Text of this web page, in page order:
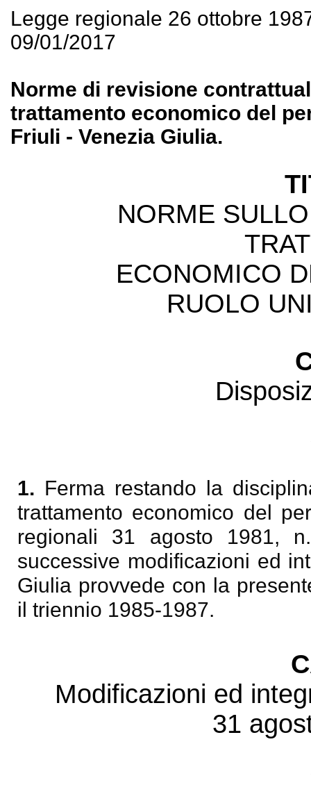
Legge regionale 26 ottobre
09/01/2017
Norme di revisione
trattamento economico del
Friuli - Venezia Giulia.
NORME
ECONOMICO
RUOLO
1. Ferma restando la
trattamento economico del
regionali 31 agosto 1981,
successive modificazioni ed
Giulia provvede con la
il triennio 1985-1987.
Modificazioni ed
31